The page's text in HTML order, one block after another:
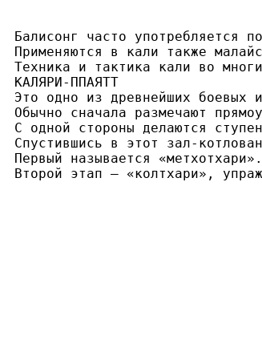
Балисонг часто употребляется
Применяются в кали также
Техника и тактика кали во
КАЛЯРИ-ППАЯТТ
Это одно из древнейших боевых
Обычно сначала размечают
С одной стороны делаются
Спустившись в этот зал-
Первый называется
Второй этап — «колтхари»,